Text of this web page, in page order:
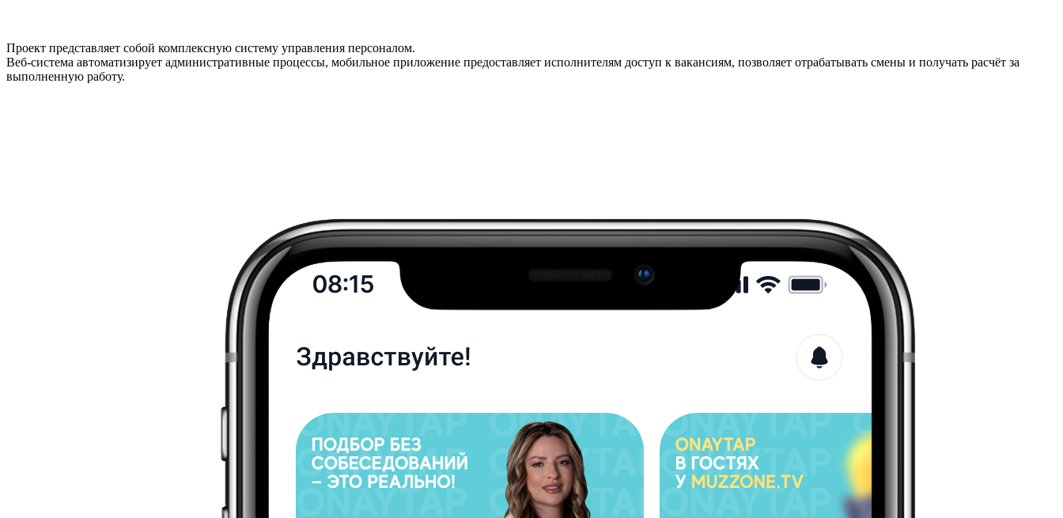
Проект представляет собой комплексную систему управления персоналом.
Веб-система автоматизирует административные процессы, мобильное приложение предоставляет исполнителям доступ к вакансиям, позволяет отрабатывать смены и получать расчёт за
выполненную работу.